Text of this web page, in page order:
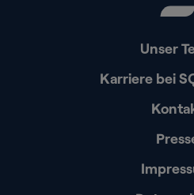
Unser
Karriere bei